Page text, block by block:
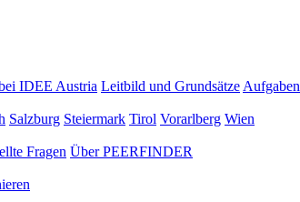
IDEE Austria Leitbild und Grundsätze Aufgaben
Salzburg Steiermark Tirol Vorarlberg Wien
Fragen Über PEERFINDER